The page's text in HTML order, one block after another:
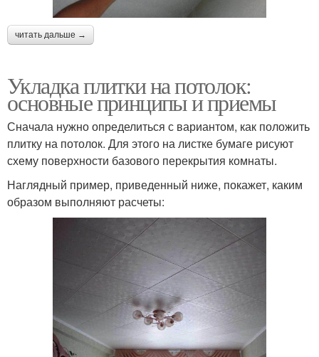
читать дальше →
Укладка плитки на потолок:
основные принципы и приемы
Сначала нужно определиться с вариантом, как положить
плитку на потолок. Для этого на листке бумаге рисуют
схему поверхности базового перекрытия комнаты.
Наглядный пример, приведенный ниже, покажет, каким
образом выполняют расчеты: